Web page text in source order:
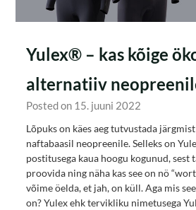
Yulex® – kas kõige
alternatiiv
Posted on 15. juuni 2022
Lõpuks on käes aeg tutvustada
naftabaasil neopreenile. Selleks on
postitusega kaua hoogu kogunud, sest
proovida ning näha kas see on nö
võime öelda, et jah, on küll. Aga mis
on? Yulex ehk tervikliku nimetusega